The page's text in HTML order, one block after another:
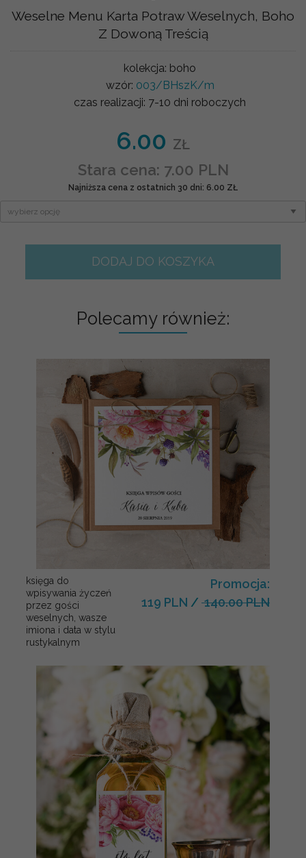
Weselne Menu Karta Potraw Weselnych, Boho
Z Dowoną Treścią
kolekcja: boho
wzór: 003/BHszK/m
czas realizacji: 7-10 dni roboczych
6.00 ZŁ
Stara cena: 7.00 PLN
Najniższa cena z ostatnich 30 dni: 6.00 ZŁ
DODAJ DO KOSZYKA
Polecamy również:
księga do
wpisywania życzeń
przez gości
weselnych, wasze
imiona i data w stylu
rustykalnym
Promocja:
119 PLN / 140.00 PLN